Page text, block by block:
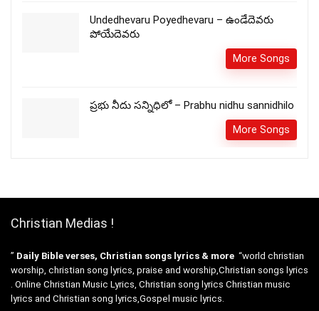
Undedhevaru Poyedhevaru – ఉండేదెవరు
పోయేదెవరు
More Songs
ప్రభు నీదు సన్నిధిలో – Prabhu nidhu sannidhilo
More Songs
Christian Medias !
” Daily Bible verses, Christian songs lyrics & more “world christian
worship, christian song lyrics, praise and worship,Christian songs lyrics
. Online Christian Music Lyrics, Christian song lyrics Christian music
lyrics and Christian song lyrics,Gospel music lyrics.